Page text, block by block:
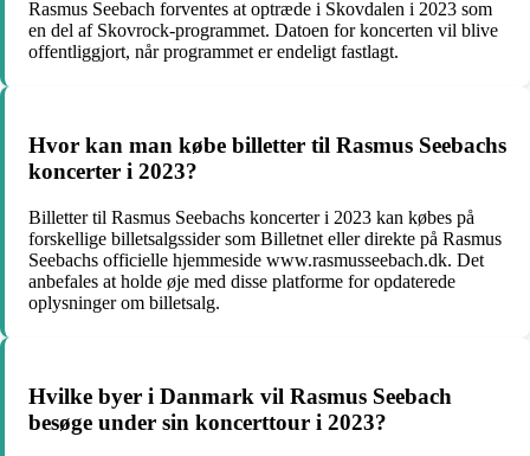
Rasmus Seebach forventes at optræde i Skovdalen i 2023 som
en del af Skovrock-programmet. Datoen for koncerten vil blive
offentliggjort, når programmet er endeligt fastlagt.
Hvor kan man købe billetter til Rasmus Seebachs
koncerter i 2023?
Billetter til Rasmus Seebachs koncerter i 2023 kan købes på
forskellige billetsalgssider som Billetnet eller direkte på Rasmus
Seebachs officielle hjemmeside www.rasmusseebach.dk. Det
anbefales at holde øje med disse platforme for opdaterede
oplysninger om billetsalg.
Hvilke byer i Danmark vil Rasmus Seebach
besøge under sin koncerttour i 2023?